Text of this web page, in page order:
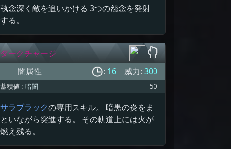
執念深く敵を追いかける 3つの怨念を発射
する。
ダークチャージ
闇属性
: 16 威力: 300
蓄積値 : 暗闇 50
サラブラックの専用スキル。 暗黒の炎をま
といながら突進する。 その軌道上には火が
燃え残る。